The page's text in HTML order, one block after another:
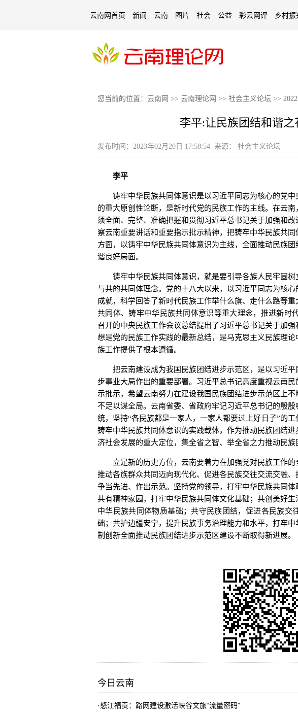
云南网首页 新闻 云南 图片 社会 公益 彩云网评 乡村振
您当前的位置： 云南网 >> 云南理论网 >> 社会主义论坛 >>
李平:让民族团结和谐之
发布时间： 2023年02月20日 17:58:54 来源： 社会主义论坛
李平
铸牢中华民族共同体意识是以习近平同志为核心的党中
的重大原创性论断，是新时代党的民族工作的主线。在云
须全面、完整、准确把握和贯彻习近平总书记关于加强和
察云南重要讲话和重要指示批示精神，把铸牢中华民族共
方面，以铸牢中华民族共同体意识为主线，全面推动民族
谐良好局面。
铸牢中华民族共同体意识，就是要引导各族人民牢固树
与共的共同体理念。党的十八大以来，以习近平同志为核
成就，科学回答了新时代民族工作举什么旗、走什么路等
共同体、铸牢中华民族共同体意识等重大理念，推进新时
召开的中央民族工作会议总结提出了习近平总书记关于加
想是党的民族工作实践的最新总结，是马克思主义民族理
族工作提供了根本遵循。
把云南建设成为我国民族团结进步示范区，是以习近平
步事业大局作出的重要部署。习近平总书记高度重视云南
示批示，希望云南努力在建设我国民族团结进步示范区上
不足以谋全局。云南省委、省政府牢记习近平总书记的殷
统，坚持“各民族都是一家人，一家人都要过上好日子”的
铸牢中华民族共同体意识的实践载体，作为推动民族团结
济社会发展的重大定位，集全省之智、举全省之力推动民族
立足新的历史方位，云南要着力在加强党对民族工作的
推动各族群众共同迈向现代化、促进各民族交往交流交融
争当先进、作出示范。坚持党的领导，打牢中华民族共同
共有精神家园，打牢中华民族共同体文化基础；共创美好
中华民族共同体物质基础；共守民族团结，促进各民族交
础；共护边疆安宁，提升民族事务治理能力和水平，打牢
制创新全面推动民族团结进步示范区建设不断取得新进展。
今日云南
·怒江福贡：路网建设激活峡谷文旅“流量密码”